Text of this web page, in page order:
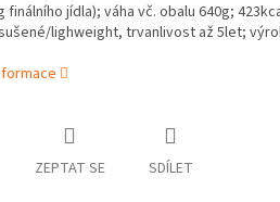
finálního jídla); váha vč. obalu 640g; 423
lighweight, trvanlivost až 5let;
ZEPTAT SE SDÍLET